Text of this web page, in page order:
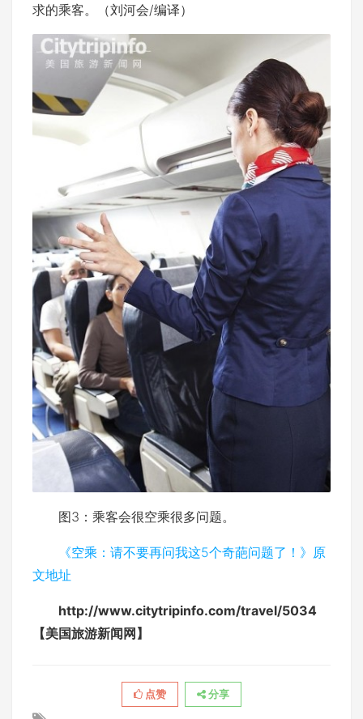
求的乘客。（刘河会/编译）
图3：乘客会很空乘很多问题。
《空乘：请不要再问我这5个奇葩问题了！》原
文地址
http://www.citytripinfo.com/travel/5034
【美国旅游新闻网】
点赞 分享